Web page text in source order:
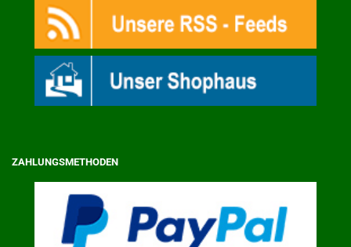
ZAHLUNGSMETHODEN